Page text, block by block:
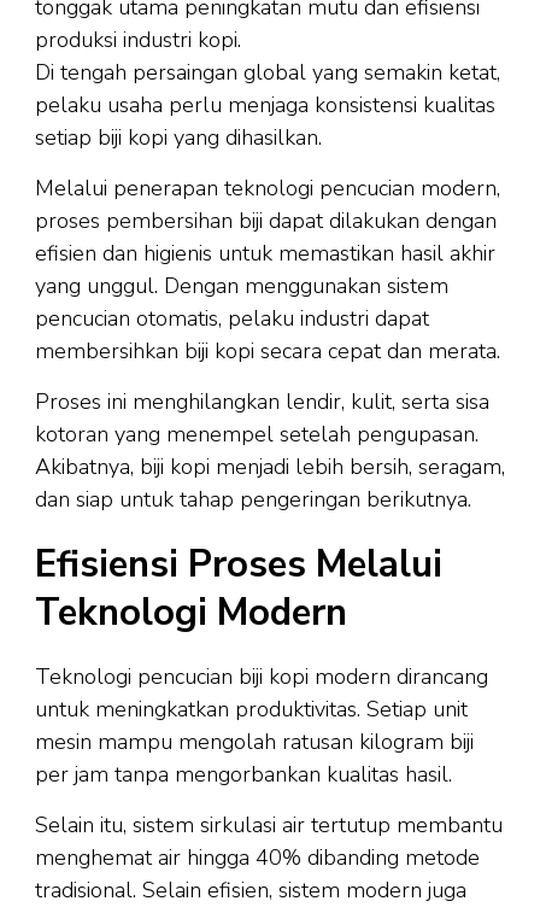
tonggak utama peningkatan mutu dan efisiensi
produksi industri kopi.
Di tengah persaingan global yang semakin ketat,
pelaku usaha perlu menjaga konsistensi kualitas
setiap biji kopi yang dihasilkan.
Melalui penerapan teknologi pencucian modern,
proses pembersihan biji dapat dilakukan dengan
efisien dan higienis untuk memastikan hasil akhir
yang unggul. Dengan menggunakan sistem
pencucian otomatis, pelaku industri dapat
membersihkan biji kopi secara cepat dan merata.
Proses ini menghilangkan lendir, kulit, serta sisa
kotoran yang menempel setelah pengupasan.
Akibatnya, biji kopi menjadi lebih bersih, seragam,
dan siap untuk tahap pengeringan berikutnya.
Efisiensi Proses Melalui
Teknologi Modern
Teknologi pencucian biji kopi modern dirancang
untuk meningkatkan produktivitas. Setiap unit
mesin mampu mengolah ratusan kilogram biji
per jam tanpa mengorbankan kualitas hasil.
Selain itu, sistem sirkulasi air tertutup membantu
menghemat air hingga 40% dibanding metode
tradisional. Selain efisien, sistem modern juga